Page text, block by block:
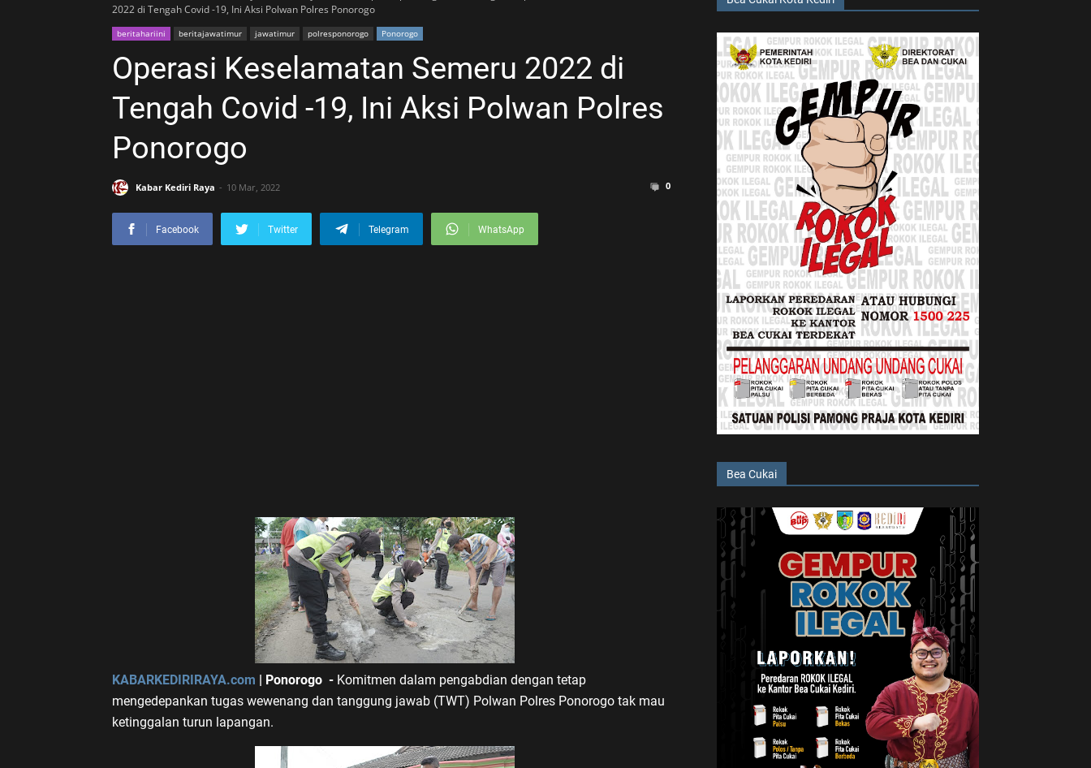
2022 di Tengah Covid -19, Ini Aksi Polwan Polres Ponorogo
beritahariini beritajawatimur jawatimur polresponorogo Ponorogo
Operasi Keselamatan Semeru 2022 di
Tengah Covid -19, Ini Aksi Polwan Polres
Ponorogo
Kabar Kediri Raya 10 Mar, 2022 0
Facebook Twitter Telegram WhatsApp
KABARKEDIRIRAYA.com | Ponorogo - Komitmen dalam pengabdian dengan tetap
mengedepankan tugas wewenang dan tanggung jawab (TWT) Polwan Polres Ponorogo tak mau
ketinggalan turun lapangan.
Bea Cukai